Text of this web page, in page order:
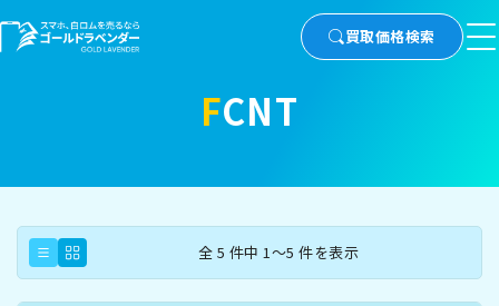
買取価格検索
FCNT
全 5 件中 1～5 件を表示